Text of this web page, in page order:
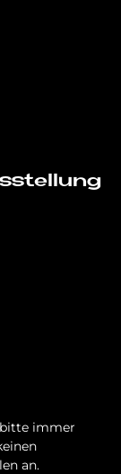
immer
an.